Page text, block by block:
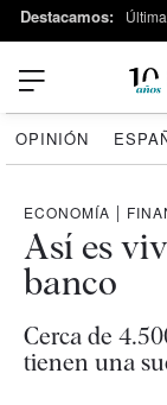
Destacamos:
OPINIÓN
ECONOMÍA |
Así es
banco
Cerca de
tienen una